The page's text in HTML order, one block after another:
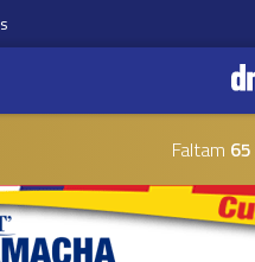
Faltam